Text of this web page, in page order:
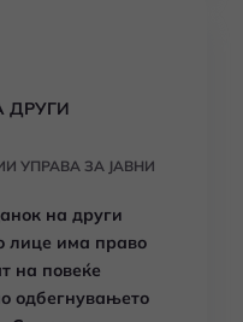
ДРУГИ
УПРАВА ЗА ЈАВНИ
на други
лице има право
на повеќе
одбегнувањето